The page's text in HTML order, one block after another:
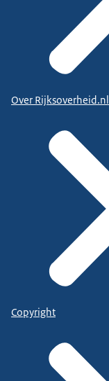
Over Rijksoverheid.nl
Copyright